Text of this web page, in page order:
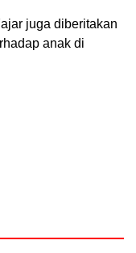
juga diberitakan
anak di